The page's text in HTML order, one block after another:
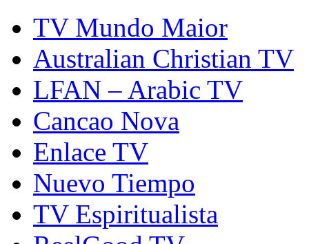
TV Mundo Maior
Australian Christian TV
LFAN – Arabic TV
Cancao Nova
Enlace TV
Nuevo Tiempo
TV Espiritualista